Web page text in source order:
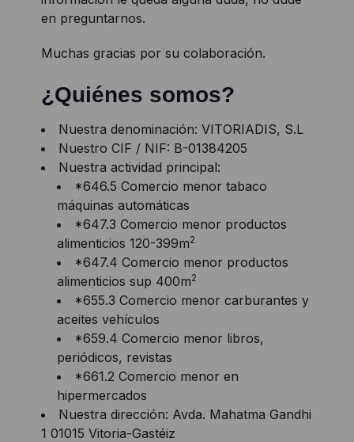
en preguntarnos.
Muchas gracias por su colaboración.
¿Quiénes somos?
Nuestra denominación: VITORIADIS, S.L
Nuestro CIF / NIF: B-01384205
Nuestra actividad principal:
*646.5 Comercio menor tabaco
máquinas automáticas
*647.3 Comercio menor productos
alimenticios 120-399m2
*647.4 Comercio menor productos
alimenticios sup 400m2
*655.3 Comercio menor carburantes y
aceites vehículos
*659.4 Comercio menor libros,
periódicos, revistas
*661.2 Comercio menor en
hipermercados
Nuestra dirección: Avda. Mahatma Gandhi
1 01015 Vitoria-Gastéiz